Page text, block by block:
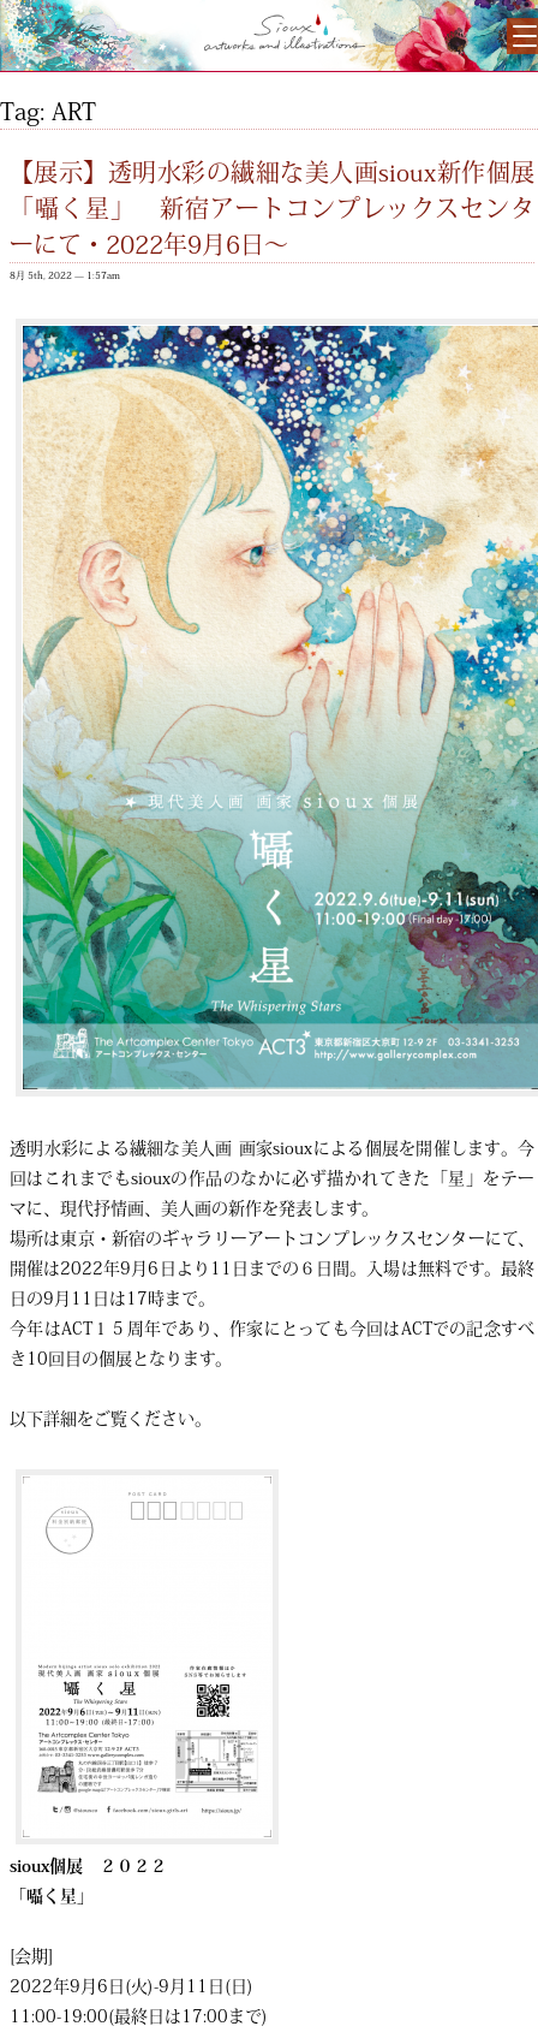
Tag: ART
【展示】透明水彩の繊細な美人画sioux新作個展
「囁く星」 新宿アートコンプレックスセンタ
ーにて・2022年9月6日〜
8月 5th, 2022 — 1:57am
透明水彩による繊細な美人画 画家siouxによる個展を開催します。今
回はこれまでもsiouxの作品のなかに必ず描かれてきた「星」をテー
マに、現代抒情画、美人画の新作を発表します。
場所は東京・新宿のギャラリーアートコンプレックスセンターにて、
開催は2022年9月6日より11日までの６日間。入場は無料です。最終
日の9月11日は17時まで。
今年はACT１５周年であり、作家にとっても今回はACTでの記念すべ
き10回目の個展となります。
以下詳細をご覧ください。
sioux個展 ２０２２
「囁く星」
[会期]
2022年9月6日(火)-9月11日(日)
11:00-19:00(最終日は17:00まで)